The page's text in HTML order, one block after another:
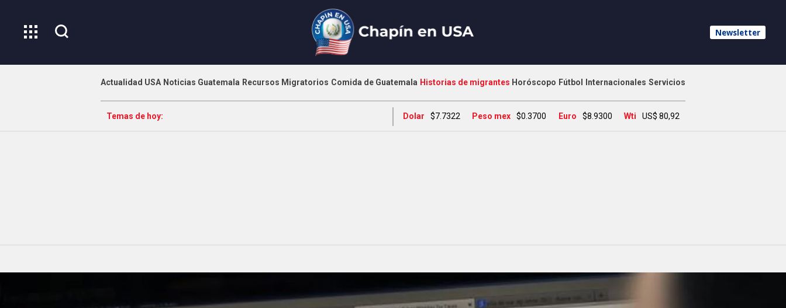
Newsletter
Actualidad USA Noticias Guatemala Recursos Migratorios Comida de Guatemala Historias de migrantes Horóscopo Fútbol Internacionales Servicios
Temas de hoy: Dolar $7.7322 Peso mex $0.3700 Euro $8.9300 Wti US$ 80,92